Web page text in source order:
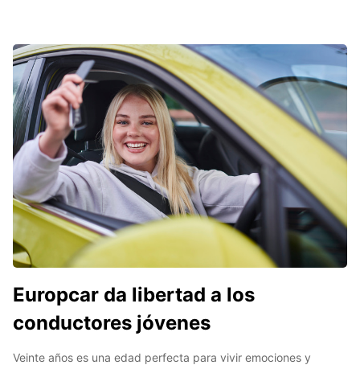
Europcar da libertad a los
conductores jóvenes
Veinte años es una edad perfecta para vivir emociones y